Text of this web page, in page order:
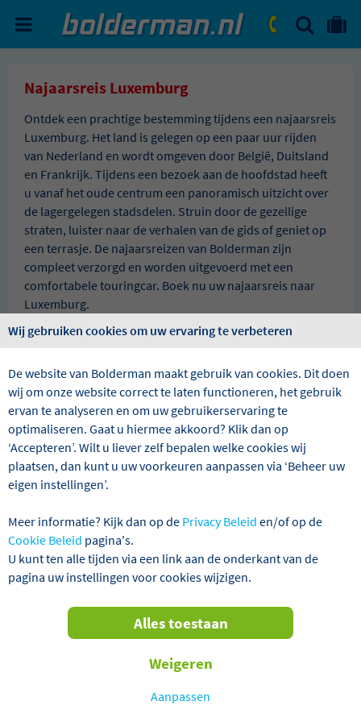
ma. - vr.: 09:00 - 17:30
ZOEKEN
Najaarsreis Luxemburg
Ontdek een prachtige bestemming tijdens een najaarsreis
Luxemburg. Het land is gelegen op een paar uur rijden
van Nederland en wordt omgeven door België, Duitsland
en Frankrijk. Tijdens een bezoek aan de hoofdstad heeft
u vanaf het oude centrum een panoramisch uitzicht over
de lagergelegen stadsdelen. Struin door de gezellige
straten, luister naar de verhalen van de gids of geniet op
een terrasje. De najaarsreizen van Bolderman zijn
compleet verzorgd en worden uitgevoerd met een
comfortabele touringcar. Boek nu uw najaarsreis naar
Luxemburg.
Wij hebben 2 reizen gevonden
Luxemburg Najaarsreizen
TOT € 70,- KORTING P.P.!
Wij gebruiken cookies om uw ervaring te verbeteren
De website van Bolderman maakt gebruik van cookies. Dit doen
wij om onze website correct te laten functioneren, het gebruik
ervan te analyseren en om uw gebruikerservaring te
optimaliseren. Gaat u hiermee akkoord? Klik dan op
‘Accepteren’. Wilt u liever zelf bepalen welke cookies wij
plaatsen, dan kunt u uw voorkeuren aanpassen via ‘Beheer uw
eigen instellingen’.
Meer informatie? Kijk dan op de Privacy Beleid en/of op de
Cookie Beleid pagina's.
U kunt ten alle tijden via een link aan de onderkant van de
pagina uw instellingen voor cookies wijzigen.
Aanpassen
Weigeren
Alles toestaan